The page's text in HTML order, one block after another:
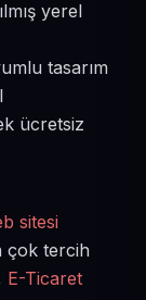
yerel
tasarım
ücretsiz
sitesi
çok tercih
E-Ticaret